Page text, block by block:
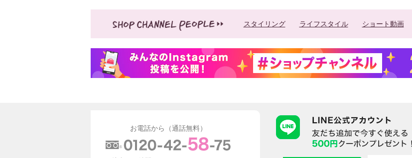
スタイリング ライフスタイル ショート動画
お電話から（通話無料）